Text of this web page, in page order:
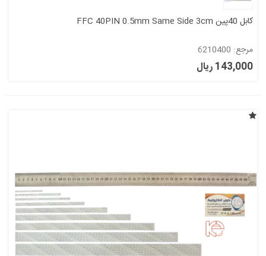
کابل 40پین FFC 40PIN 0.5mm Same Side 3cm
مرجع: 6210400
143,000 ریال